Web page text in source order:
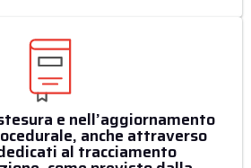
e nell’aggiornamento
anche attraverso
al tracciamento